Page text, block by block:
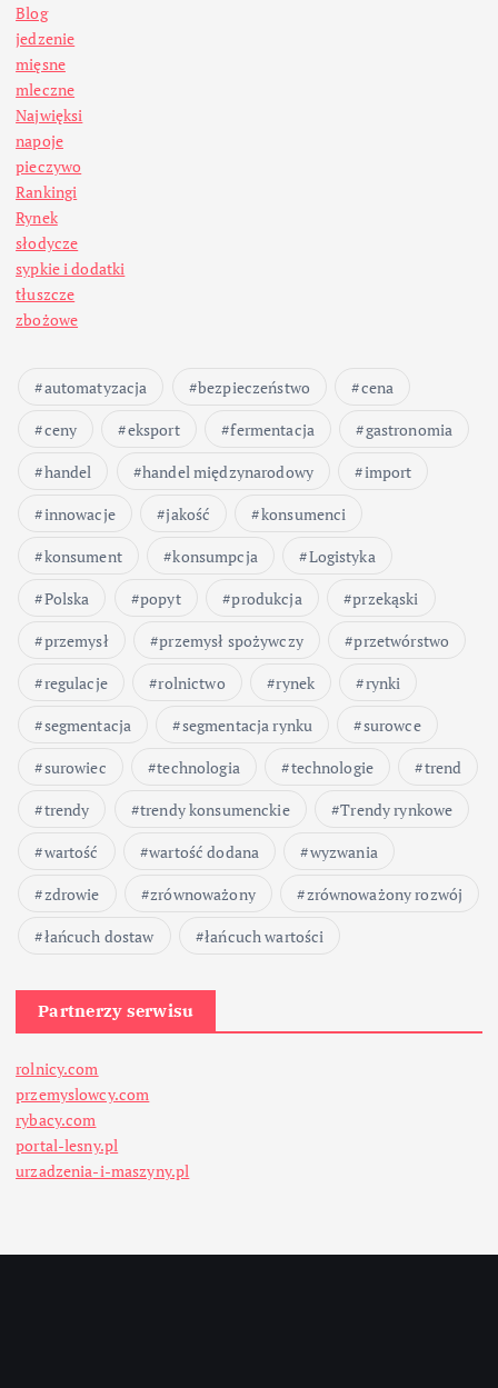
Blog
jedzenie
mięsne
mleczne
Najwięksi
napoje
pieczywo
Rankingi
Rynek
słodycze
sypkie i dodatki
tłuszcze
zbożowe
automatyzacja bezpieczeństwo
cena
ceny
eksport fermentacja
gastronomia
handel
handel międzynarodowy
import
innowacje
jakość
konsumenci
konsument
konsumpcja
Logistyka
Polska
popyt produkcja
przekąski
przemysł
przemysł spożywczy
przetwórstwo
regulacje
rolnictwo rynek
rynki
segmentacja
segmentacja rynku
surowce
surowiec
technologia technologie
trend
trendy
trendy konsumenckie
Trendy rynkowe
wartość
wartość dodana
wyzwania
zdrowie
zrównoważony
zrównoważony rozwój
łańcuch dostaw
łańcuch wartości
Partnerzy serwisu
rolnicy.com
przemyslowcy.com
rybacy.com
portal-lesny.pl
urzadzenia-i-maszyny.pl